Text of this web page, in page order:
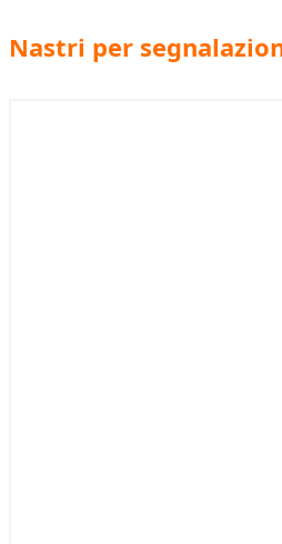
Nastri per